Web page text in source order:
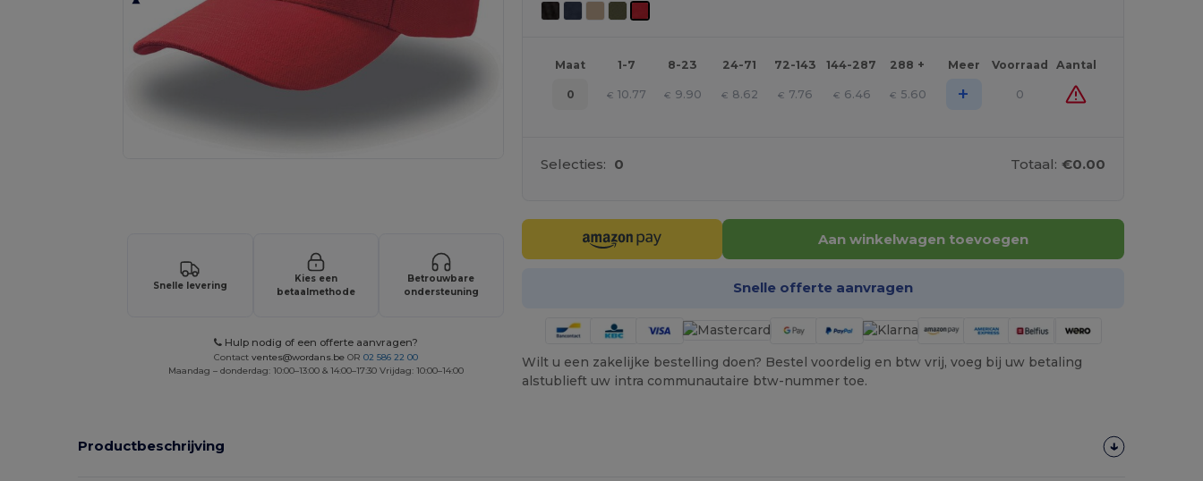
Snelle levering
Kies een
betaalmethode
Betrouwbare
ondersteuning
Hulp nodig of een offerte aanvragen?
Contact ventes@wordans.be OR 02 586 22 00
Maandag – donderdag: 10:00–13:00 & 14:00–17:30 Vrijdag: 10:00–14:00
Maat 1-7 8-23 24-71 72-143 144-287 288 + Meer Voorraad Aantal
0 € 10.77 € 9.90 € 8.62 € 7.76 € 6.46 € 5.60 + 0
Selecties: 0 Totaal: €0.00
Aan winkelwagen toevoegen
Snelle offerte aanvragen
Wilt u een zakelijke bestelling doen? Bestel voordelig en btw vrij, voeg bij uw betaling
alstublieft uw intra communautaire btw-nummer toe.
Productbeschrijving